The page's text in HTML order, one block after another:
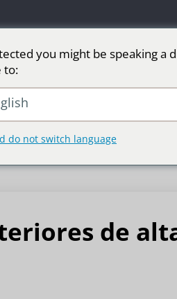
Pantalla LED para
de
you might be speaking a
to:
do not switch language